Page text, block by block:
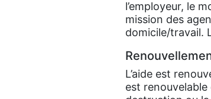
l’employeur, le
mission des
domicile/travail.
L’aide est
est